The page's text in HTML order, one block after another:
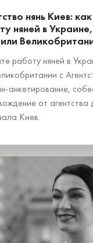
нянь Киев:
няней в
работу няней в
с
анкетирование,
от
Киев.